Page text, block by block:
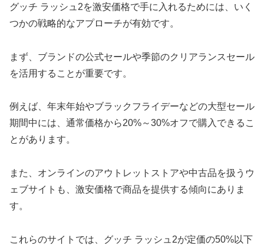
グッチ ラッシュ2を激安価格で手に入れるためには、いく
つかの戦略的なアプローチが有効です。
まず、ブランドの公式セールや季節のクリアランスセール
を活用することが重要です。
例えば、年末年始やブラックフライデーなどの大型セール
期間中には、通常価格から20%～30%オフで購入できるこ
とがあります。
また、オンラインのアウトレットストアや中古品を扱うウ
ェブサイトも、激安価格で商品を提供する傾向にありま
す。
これらのサイトでは、グッチ ラッシュ2が定価の50%以下